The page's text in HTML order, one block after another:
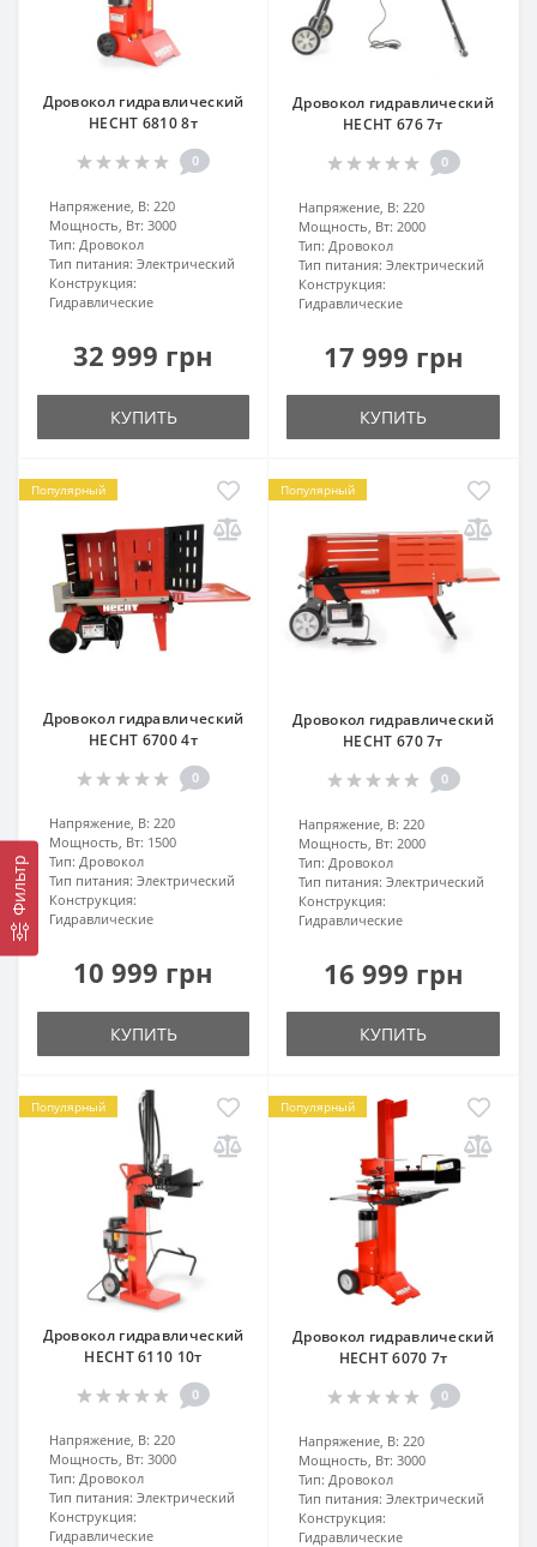
Фильтр
Дровокол гидравлический
HECHT 6810 8т
0
Напряжение, В: 220
Мощность, Вт: 3000
Тип: Дровокол
Тип питания: Электрический
Конструкция:
Гидравлические
32 999 грн
КУПИТЬ
Дровокол гидравлический
HECHT 676 7т
0
Напряжение, В: 220
Мощность, Вт: 2000
Тип: Дровокол
Тип питания: Электрический
Конструкция:
Гидравлические
17 999 грн
КУПИТЬ
Популярный
Дровокол гидравлический
HECHT 6700 4т
0
Напряжение, В: 220
Мощность, Вт: 1500
Тип: Дровокол
Тип питания: Электрический
Конструкция:
Гидравлические
10 999 грн
КУПИТЬ
Популярный
Дровокол гидравлический
HECHT 670 7т
0
Напряжение, В: 220
Мощность, Вт: 2000
Тип: Дровокол
Тип питания: Электрический
Конструкция:
Гидравлические
16 999 грн
КУПИТЬ
Популярный
Дровокол гидравлический
HECHT 6110 10т
0
Напряжение, В: 220
Мощность, Вт: 3000
Тип: Дровокол
Тип питания: Электрический
Конструкция:
Гидравлические
Популярный
Дровокол гидравлический
HECHT 6070 7т
0
Напряжение, В: 220
Мощность, Вт: 3000
Тип: Дровокол
Тип питания: Электрический
Конструкция:
Гидравлические